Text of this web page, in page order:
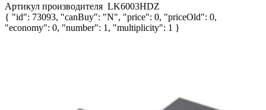
Артикул производителя LK6003HDZ
{ "id": 73093, "canBuy": "N", "price": 0, "priceOld": 0,
"economy": 0, "number": 1, "multiplicity": 1 }